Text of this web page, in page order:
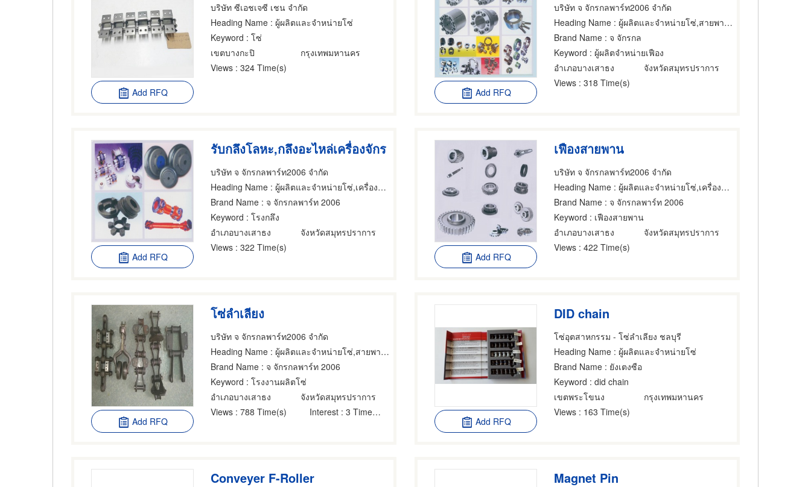
Add RFQ
บริษัท ซีเอชเจซี เชน จำกัด
Heading Name : ผู้ผลิตและจำหน่ายโซ่
Keyword : โซ่
เขตบางกะปิ
กรุงเทพมหานคร
Views : 324 Time(s)
Add RFQ
บริษัท จ จักรกลพาร์ท2006 จำกัด
Heading Name : ผู้ผลิตและจำหน่ายโซ่,สายพานเครื่องจักร,เครื่องลำเลียงวัสดุ
Brand Name : จ จักรกล
Keyword : ผู้ผลิตจำหน่ายเฟือง
อำเภอบางเสาธง
จังหวัดสมุทรปราการ
Views : 318 Time(s)
Add RFQ
รับกลึงโลหะ,กลึงอะไหล่เครื่องจักร
บริษัท จ จักรกลพาร์ท2006 จำกัด
Heading Name : ผู้ผลิตและจำหน่ายโซ่,เครื่องจักรกลและเครื่องมือกล,มอเตอร์ไฟฟ้า
Brand Name : จ จักรกลพาร์ท 2006
Keyword : โรงกลึง
อำเภอบางเสาธง
จังหวัดสมุทรปราการ
Views : 322 Time(s)
Add RFQ
เฟืองสายพาน
บริษัท จ จักรกลพาร์ท2006 จำกัด
Heading Name : ผู้ผลิตและจำหน่ายโซ่,เครื่องจักรกลและเครื่องมือกล,ขายส่งและผู้ผลิตชิ้นส่วนและอะไหล่เครื่องจักรกล
Brand Name : จ จักรกลพาร์ท 2006
Keyword : เฟืองสายพาน
อำเภอบางเสาธง
จังหวัดสมุทรปราการ
Views : 422 Time(s)
Add RFQ
โซ่ลำเลียง
บริษัท จ จักรกลพาร์ท2006 จำกัด
Heading Name : ผู้ผลิตและจำหน่ายโซ่,สายพานเครื่องจักร,ขายส่งและผู้ผลิตชิ้นส่วนและอะไหล่เครื่องจักรกล
Brand Name : จ จักรกลพาร์ท 2006
Keyword : โรงงานผลิตโซ่
อำเภอบางเสาธง
จังหวัดสมุทรปราการ
Views : 788 Time(s) Interest : 3 Time(s)
Add RFQ
DID chain
โซ่อุตสาหกรรม - โซ่ลำเลียง ชลบุรี
Heading Name : ผู้ผลิตและจำหน่ายโซ่
Brand Name : ยังเตงซือ
Keyword : did chain
เขตพระโขนง
กรุงเทพมหานคร
Views : 163 Time(s)
Conveyer F-Roller Magnet Pin